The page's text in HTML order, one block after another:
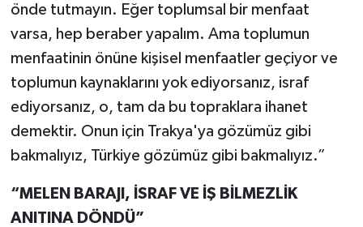
önde tutmayın. Eğer toplumsal bir menfaat
varsa, hep beraber yapalım. Ama toplumun
menfaatinin önüne kişisel menfaatler geçiyor ve
toplumun kaynaklarını yok ediyorsanız, israf
ediyorsanız, o, tam da bu topraklara ihanet
demektir. Onun için Trakya'ya gözümüz gibi
bakmalıyız, Türkiye gözümüz gibi bakmalıyız.”
“MELEN BARAJI, İSRAF VE İŞ BİLMEZLİK
ANITINA DÖNDÜ”